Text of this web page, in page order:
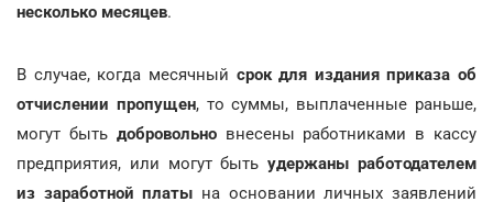
несколько месяцев.
В случае, когда месячный срок для издания приказа об
отчислении пропущен, то суммы, выплаченные раньше,
могут быть добровольно внесены работниками в кассу
предприятия, или могут быть удержаны работодателем
из заработной платы на основании личных заявлений